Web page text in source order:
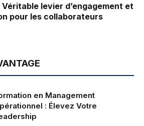
levier d’engagement et
pour les collaborateurs
en Management
: Élevez Votre